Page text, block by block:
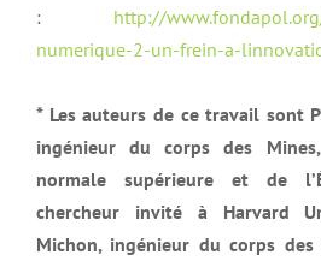
: http://
numerique-2-un-frein-a-
* Les auteurs de ce travail sont
ingénieur du corps des
normale supérieure et de
chercheur invité à Harvard
Michon, ingénieur du corps